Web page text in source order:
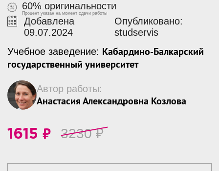
60% оригинальности
Процент указан на момент сдачи работы
Добавлена
09.07.2024
Опубликовано:
studservis
Учебное заведение: Кабардино-Балкарский
государственный университет
Автор работы:
Анастасия Александровна Козлова
1615 ₽ 3230₽